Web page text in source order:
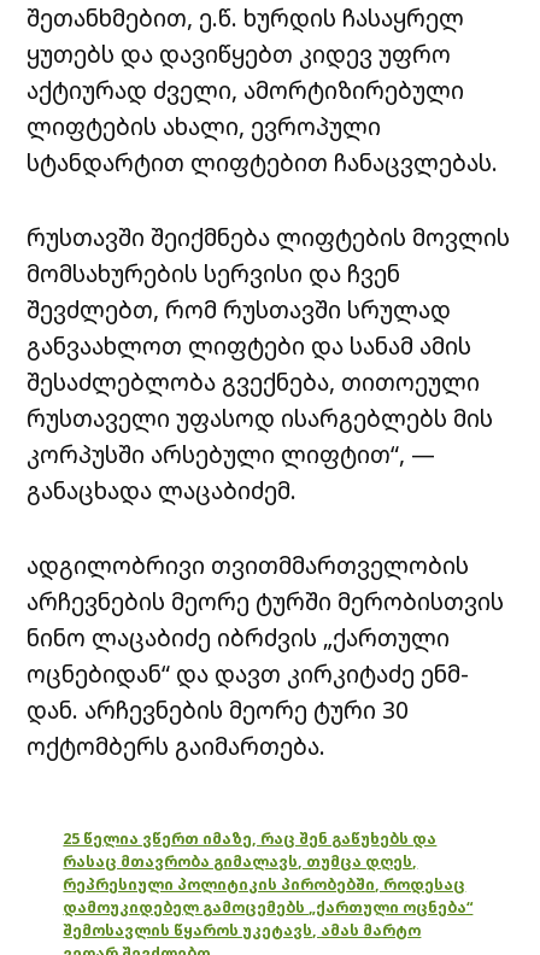
შეთანხმებით, ე.წ. ხურდის ჩასაყრელ
ყუთებს და დავიწყებთ კიდევ უფრო
აქტიურად ძველი, ამორტიზირებული
ლიფტების ახალი, ევროპული
სტანდარტით ლიფტებით ჩანაცვლებას.
რუსთავში შეიქმნება ლიფტების მოვლის
მომსახურების სერვისი და ჩვენ
შევძლებთ, რომ რუსთავში სრულად
განვაახლოთ ლიფტები და სანამ ამის
შესაძლებლობა გვექნება, თითოეული
რუსთაველი უფასოდ ისარგებლებს მის
კორპუსში არსებული ლიფტით“, —
განაცხადა ლაცაბიძემ.
ადგილობრივი თვითმმართველობის
არჩევნების მეორე ტურში მერობისთვის
ნინო ლაცაბიძე იბრძვის „ქართული
ოცნებიდან“ და დავთ კირკიტაძე ენმ-
დან. არჩევნების მეორე ტური 30
ოქტომბერს გაიმართება.
25 წელია ვწერთ იმაზე, რაც შენ გაწუხებს და
რასაც მთავრობა გიმალავს, თუმცა დღეს,
რეპრესიული პოლიტიკის პირობებში, როდესაც
დამოუკიდებელ გამოცემებს „ქართული ოცნება“
შემოსავლის წყაროს უკეტავს, ამას მარტო